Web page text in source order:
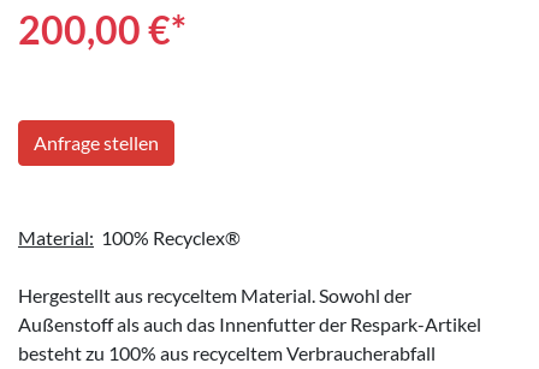
200,00€*
Anfrage stellen
Material: 100% Recyclex®
Hergestellt aus recyceltem Material. Sowohl der
Außenstoff als auch das Innenfutter der Respark-Artikel
besteht zu 100% aus recyceltem Verbraucherabfall